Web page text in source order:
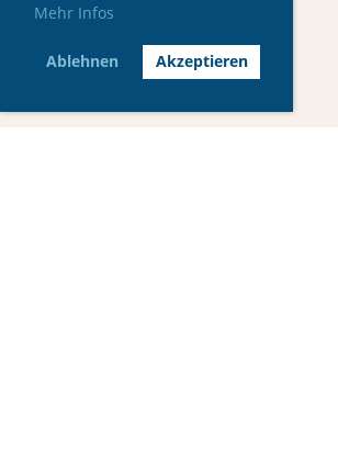
Mehr Infos
Ablehnen Akzeptieren